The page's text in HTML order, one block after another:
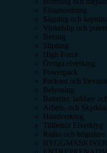
Fästanordning
Sågning och
Vinkelslip och
Betong
Slipning
High Force
Övriga elverktyg
Powerpack
Packout och
Belysning
Batterier, laddare
Arbets- och
Handverktyg
Tillbehör Elverktyg
Radio och högtalare
BYGGMASKINER